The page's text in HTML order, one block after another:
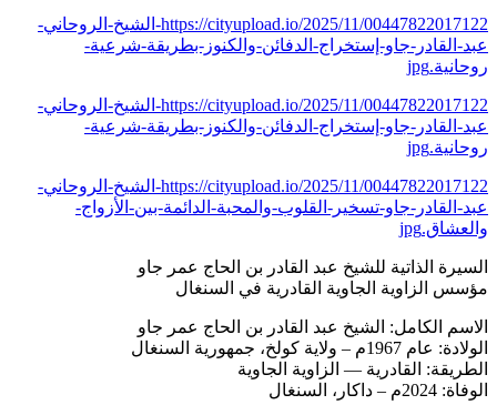
https://cityupload.io/2025/11/00447822017122-الشيخ-الروحاني-
عبد-القادر-جاو-إستخراج-الدفائن-والكنوز-بطريقة-شرعية-
روحانية.jpg
https://cityupload.io/2025/11/00447822017122-الشيخ-الروحاني-
عبد-القادر-جاو-إستخراج-الدفائن-والكنوز-بطريقة-شرعية-
روحانية.jpg
https://cityupload.io/2025/11/00447822017122-الشيخ-الروحاني-
عبد-القادر-جاو-تسخير-القلوب-والمحبة-الدائمة-بين-الأزواج-
والعشاق.jpg
السيرة الذاتية للشيخ عبد القادر بن الحاج عمر جاو
مؤسس الزاوية الجاوية القادرية في السنغال
الاسم الكامل: الشيخ عبد القادر بن الحاج عمر جاو
الولادة: عام 1967م – ولاية كولخ، جمهورية السنغال
الطريقة: القادرية — الزاوية الجاوية
الوفاة: 2024م – داكار، السنغال